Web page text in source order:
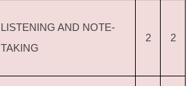
LISTENING AND NOTE-
TAKING
2 2